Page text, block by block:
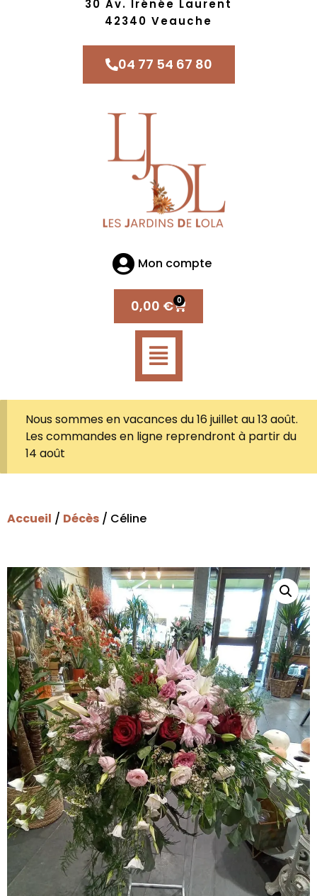
30 Av. Irénée Laurent
42340 Veauche
04 77 54 67 80
Mon compte
0,00 € 0
Nous sommes en vacances du 16 juillet au 13 août.
Les commandes en ligne reprendront à partir du
14 août
Accueil / Décès / Céline